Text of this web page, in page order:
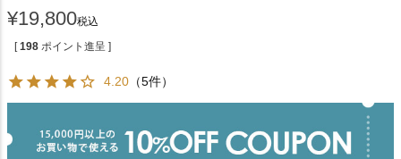
¥19,800税込
[ 198 ポイント進呈 ]
4.20 （5件）